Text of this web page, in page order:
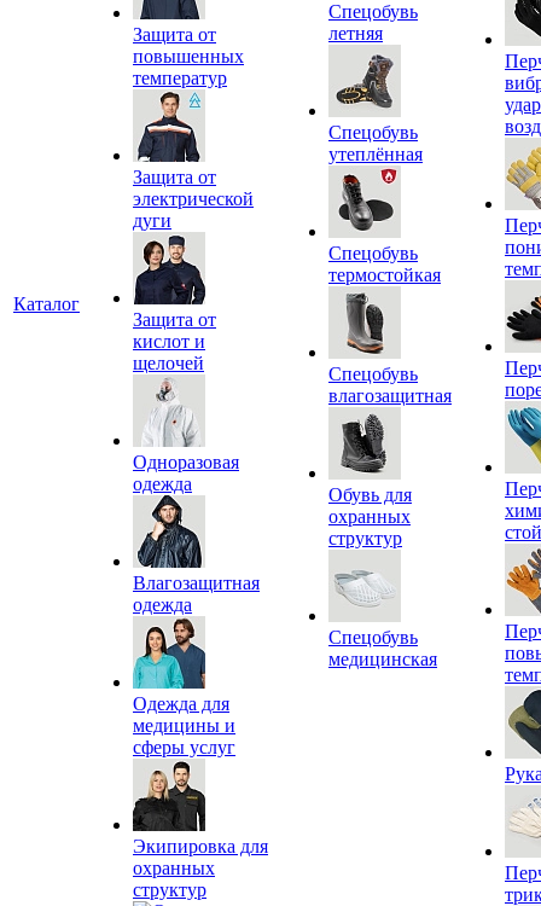
Каталог
Защита от
повышенных
температур
Защита от
электрической
дуги
Защита от
кислот и
щелочей
Одноразовая
одежда
Влагозащитная
одежда
Одежда для
медицины и
сферы услуг
Экипировка для
охранных
структур
Спецобувь
летняя
Спецобувь
утеплённая
Спецобувь
термостойкая
Спецобувь
влагозащитная
Обувь для
охранных
структур
Спецобувь
медицинская